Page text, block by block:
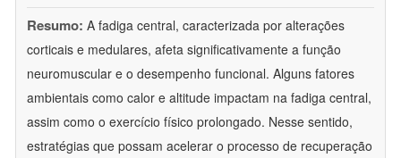
Resumo: A fadiga central, caracterizada por alterações
corticais e medulares, afeta significativamente a função
neuromuscular e o desempenho funcional. Alguns fatores
ambientais como calor e altitude impactam na fadiga central,
assim como o exercício físico prolongado. Nesse sentido,
estratégias que possam acelerar o processo de recuperação